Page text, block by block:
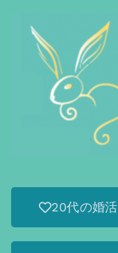
20代の婚活